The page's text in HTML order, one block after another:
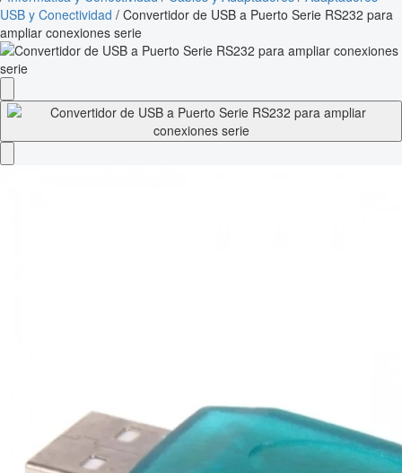
USB y Conectividad / Convertidor de USB a Puerto Serie RS232 para
ampliar conexiones serie